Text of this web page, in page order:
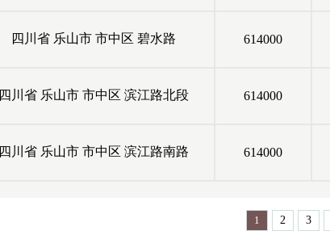
四川省 乐山市 市中区 碧水路 614000
四川省 乐山市 市中区 滨江路北段 614000
四川省 乐山市 市中区 滨江路南路 614000
1 2 3